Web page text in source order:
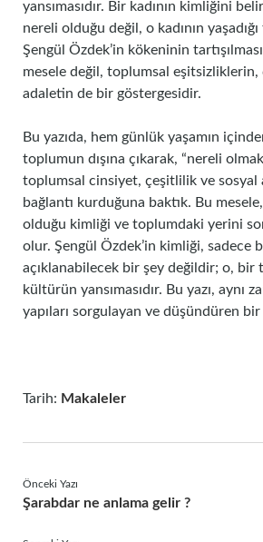
yansımasıdır. Bir kadının kimliğini
nereli olduğu değil, o kadının
Şengül Özdek’in kökeninin
mesele değil, toplumsal
adaletin de bir göstergesidir.
Bu yazıda, hem günlük yaşamın
toplumun dışına çıkarak, “nereli
toplumsal cinsiyet, çeşitlilik ve sosyal
bağlantı kurduğuna baktık. Bu
olduğu kimliği ve toplumdaki yerini
olur. Şengül Özdek’in kimliği, sadece
açıklanabilecek bir şey değildir; o, bir
kültürün yansımasıdır. Bu yazı, aynı
yapıları sorgulayan ve düşündüren bir
Tarih: Makaleler
Önceki Yazı
Şarabdar ne anlama gelir ?